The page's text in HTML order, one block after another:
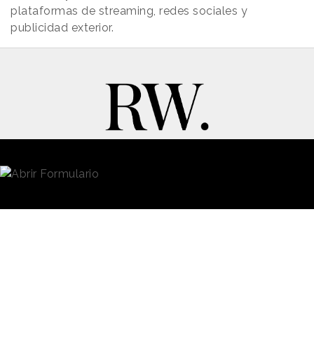
plataformas de streaming, redes sociales y
publicidad exterior.
Contacto